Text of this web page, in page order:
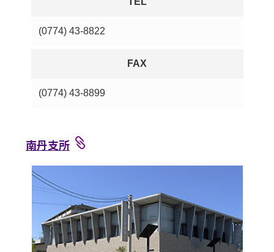
(0774) 43-8822
FAX
(0774) 43-8899
南丹支所